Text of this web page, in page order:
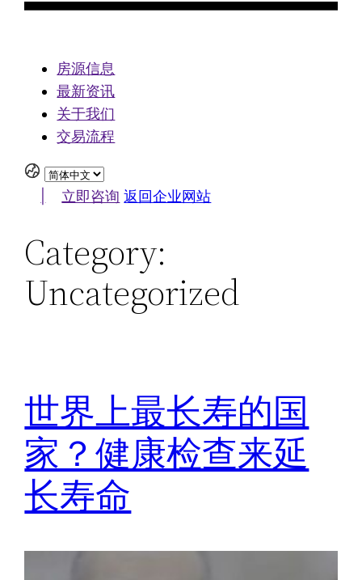
房源信息
最新资讯
关于我们
交易流程
立即咨询 返回企业网站
Category:
Uncategorized
世界上最长寿的国
家？健康检查来延
长寿命